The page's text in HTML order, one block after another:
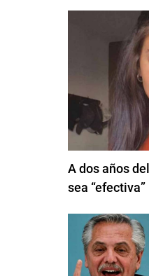
A dos años
sea “efectiva”